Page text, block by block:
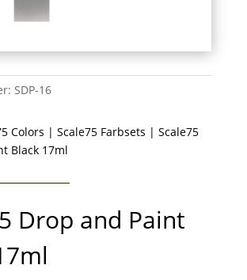
SDP-16
Colors | Scale75 Farbsets | Scale75
Black 17ml
Drop and Paint